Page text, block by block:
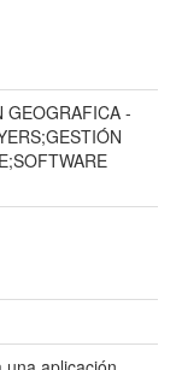
GEOGRAFICA -